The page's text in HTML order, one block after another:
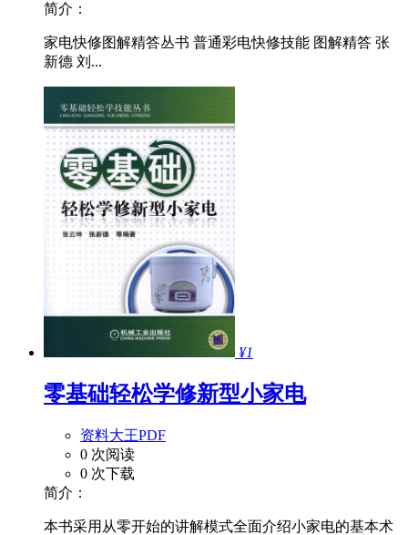
简介：
家电快修图解精答丛书 普通彩电快修技能 图解精答 张
新德 刘...
¥1
零基础轻松学修新型小家电
资料大王PDF
0 次阅读
0 次下载
简介：
本书采用从零开始的讲解模式全面介绍小家电的基本术